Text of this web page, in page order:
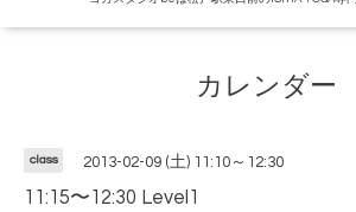
カレンダー
class 2013-02-09 (土) 11:10～12:30
11:15〜12:30 Level1